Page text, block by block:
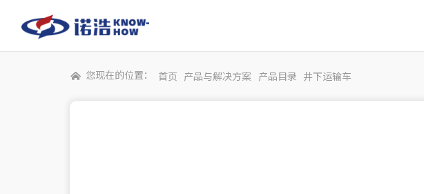
您现在的位置： 首页 产品与解决方案 产品目录 井下运输车